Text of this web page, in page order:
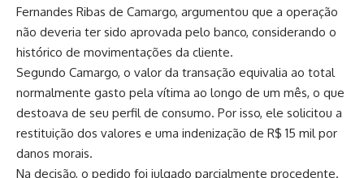
Fernandes Ribas de Camargo, argumentou que a operação
não deveria ter sido aprovada pelo banco, considerando o
histórico de movimentações da cliente.
Segundo Camargo, o valor da transação equivalia ao total
normalmente gasto pela vítima ao longo de um mês, o que
destoava de seu perfil de consumo. Por isso, ele solicitou a
restituição dos valores e uma indenização de R$ 15 mil por
danos morais.
Na decisão, o pedido foi julgado parcialmente procedente.